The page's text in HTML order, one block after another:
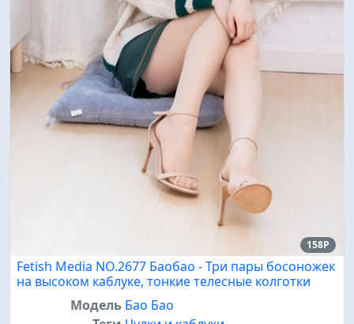
158P
Fetish Media NO.2677 Баобао - Три пары босоножек
на высоком каблуке, тонкие телесные колготки
Модель Бао Бао